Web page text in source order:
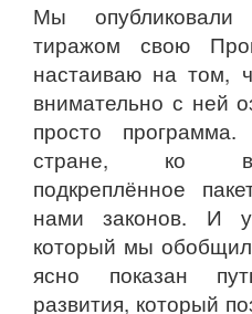
Мы опубликовали
тиражом свою
настаиваю на том,
внимательно с ней
просто
стране, ко
подкреплённое
нами законов. И
который мы
ясно показан
развития, который